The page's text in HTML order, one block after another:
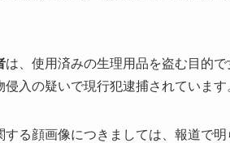
は、使用済みの生理用品を盗む目的
入の疑いで現行犯逮捕されています
る顔画像につきましては、報道で明